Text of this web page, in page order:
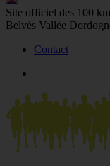
Site officiel des 100
Belvès Vallée
Contact